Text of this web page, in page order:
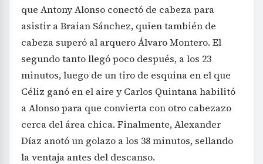
que Antony Alonso conectó de cabeza para
asistir a Braian Sánchez, quien también de
cabeza superó al arquero Álvaro Montero. El
segundo tanto llegó poco después, a los 23
minutos, luego de un tiro de esquina en el que
Céliz ganó en el aire y Carlos Quintana habilitó
a Alonso para que convierta con otro cabezazo
cerca del área chica. Finalmente, Alexander
Díaz anotó un golazo a los 38 minutos, sellando
la ventaja antes del descanso.